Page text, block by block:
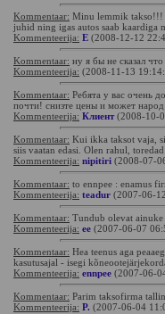
Kommentaar: Minu lemmik takso!!!
juhid ning igas autos saab kaardiga
Kommenteerija: E (2008-12-12
Kommentaar: ну я бы не сказал
Kommenteerija: (2008-11-13
Kommentaar: Ребята у вас очень
почти! снизте цены и может
Kommenteerija: Клиент(2008-10-
Kommentaar: Kui ikka taksot vaja,
siis vaatan edasi. Olen rahul,
Kommenteerija: nipitiri (2008-07-
Kommentaar: to ennpee : enamus
Kommenteerija: teadur (2007-06-
Kommentaar: Tundub olevat
Kommenteerija: ee (2007-06-07
Kommentaar: Hea teenus aga
kasutusajal - isegi
Kommenteerija: ennpee (2007-06-
Kommentaar: Parim taksofirma
Kommenteerija: P. (2007-06-04